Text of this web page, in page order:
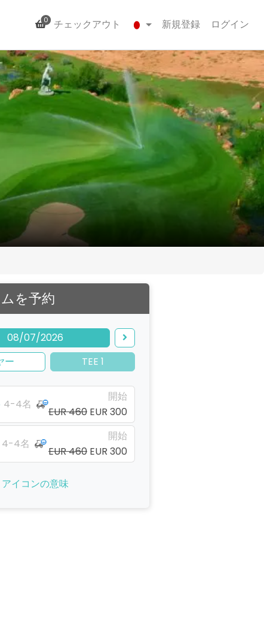
0 チェックアウト 新規登録 ログイン
を予約
08/07/2026
ー
TEE 1
4-4名
開始
EUR 460 EUR 300
4-4名
開始
EUR 460 EUR 300
アイコンの意味